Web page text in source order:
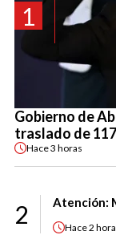
1
Gobierno de
traslado de
Hace3 horas
2 Atención:
Hace2